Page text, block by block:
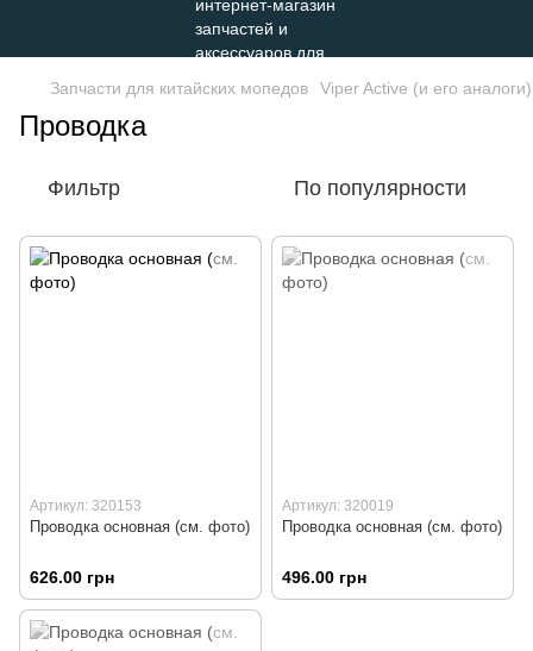
Запчасти для китайских мопедов Viper Active (и его аналоги)
Проводка
Фильтр По популярности
Артикул: 320153
Проводка основная (см. фото)
626.00 грн
Артикул: 320019
Проводка основная (см. фото)
496.00 грн